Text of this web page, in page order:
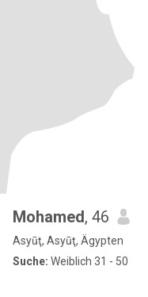
Mohamed, 46
Asyūţ, Asyūţ, Ägypten
Suche: Weiblich 31 - 50